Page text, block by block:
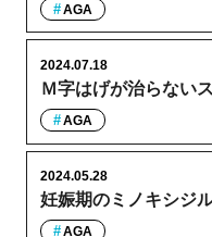
AGA
Ｍ字はげが治らない
2024.07.18
AGA
妊娠期のミノキシジ
2024.05.28
AGA